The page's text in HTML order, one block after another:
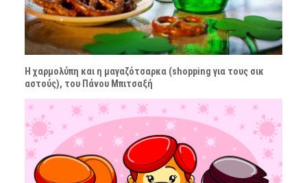
Η χαρμολύπη και η μαγαζότσαρκα (shopping για τους σικ
αστούς), του Πάνου Μπιτσαξή